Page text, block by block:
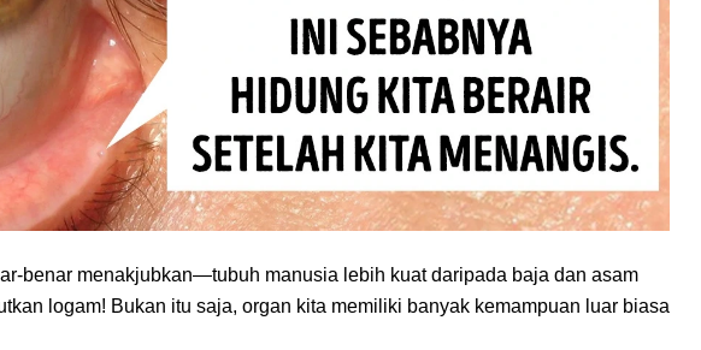
benar menakjubkan—tubuh manusia lebih kuat daripada baja dan asam
logam! Bukan itu saja, organ kita memiliki banyak kemampuan luar biasa